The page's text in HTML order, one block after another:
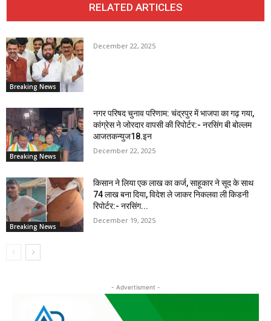
RELATED ARTICLES
Breaking News
December 22, 2025
Breaking News
नगर परिषद चुनाव परिणाम: चंद्रपुर में भाजपा का गढ़ गया,
कांग्रेस ने जोरदार वापसी की रिपोर्टर:- नरसिंग बी बोल्लम
आजतकन्युज18.इन
December 22, 2025
Breaking News
किसान ने लिया एक लाख का कर्ज, साहूकार ने सूद के साथ
74 लाख बना दिया, विदेश ले जाकर निकलवा ली किडनी
रिपोर्टर:- नरसिंग...
December 19, 2025
- Advertisment -